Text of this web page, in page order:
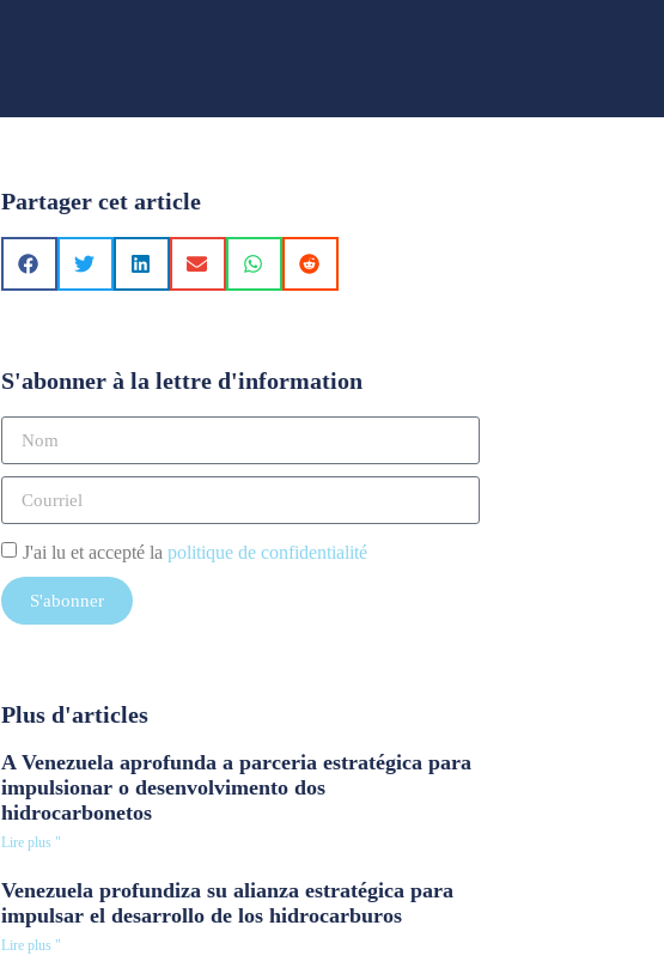
Partager cet article
S'abonner à la lettre d'information
J'ai lu et accepté la politique de confidentialité
S'abonner
Plus d'articles
A Venezuela aprofunda a parceria estratégica para
impulsionar o desenvolvimento dos
hidrocarbonetos
Lire plus "
Venezuela profundiza su alianza estratégica para
impulsar el desarrollo de los hidrocarburos
Lire plus "